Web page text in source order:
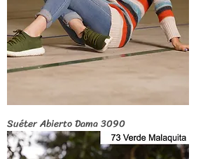
Suéter Abierto Dama 3090